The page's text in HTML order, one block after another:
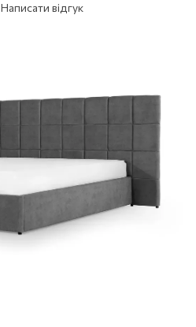
Написати відгук